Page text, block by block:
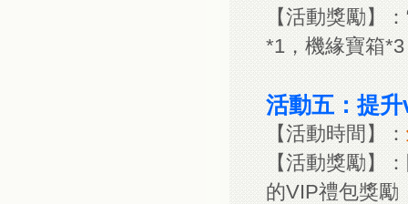
【活動獎勵】
*1，機緣寶箱
活動五：提
【活動時間】：
【活動獎勵】
的VIP禮包獎勵